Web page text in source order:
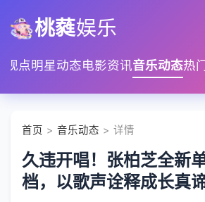
桃蕤娱乐
观点明星动态电影资讯音乐动态热
首页 > 音乐动态 > 详情
久违开唱！张柏芝全新
档，以歌声诠释成长真